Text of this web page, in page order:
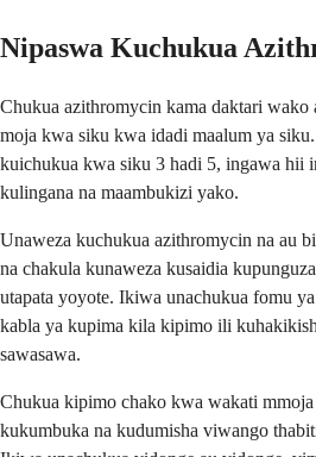
Nipaswa Kuchukua
Chukua azithromycin kama daktari wako
moja kwa siku kwa idadi maalum ya
kuichukua kwa siku 3 hadi 5, ingawa hii
kulingana na maambukizi yako.
Unaweza kuchukua azithromycin na au
na chakula kunaweza kusaidia
utapata yoyote. Ikiwa unachukua fomu
kabla ya kupima kila kipimo ili
sawasawa.
Chukua kipimo chako kwa wakati
kukumbuka na kudumisha viwango